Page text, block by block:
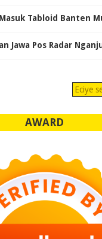
Tabloid Banten
Jawa Pos Radar
Eciye
AWARD